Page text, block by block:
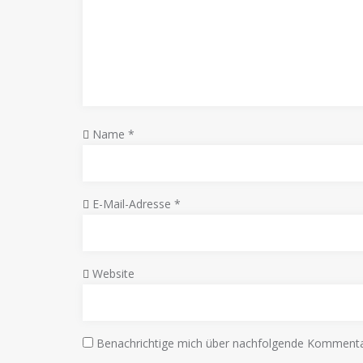
Name *
E-Mail-Adresse *
Website
Benachrichtige mich über nachfolgende